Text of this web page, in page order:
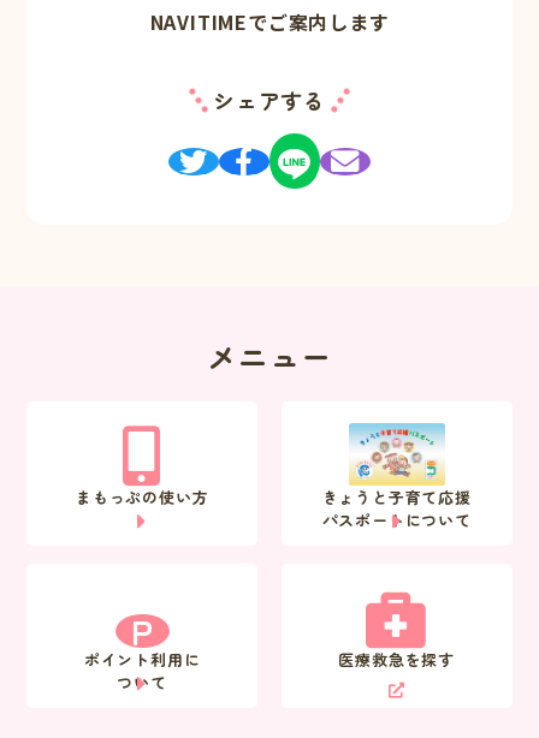
NAVITIMEでご案内します
シェアする
メニュー
まもっぷの使い方
きょうと子育て応援
パスポートについて
P
ポイント利用に
ついて
医療救急を探す